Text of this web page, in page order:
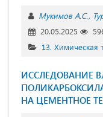
Мукимов А.С.
20.05.2025
13. Химическая
ИССЛЕДОВАНИЕ
НА ЦЕМЕНТНОЕ